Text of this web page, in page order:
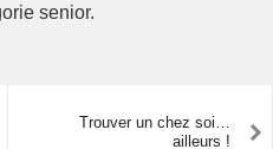
senior.
Trouver un chez soi…
ailleurs !